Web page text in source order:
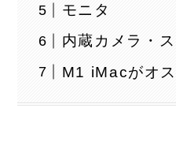
モニタ
内蔵カメラ・
M1 iMacがオ